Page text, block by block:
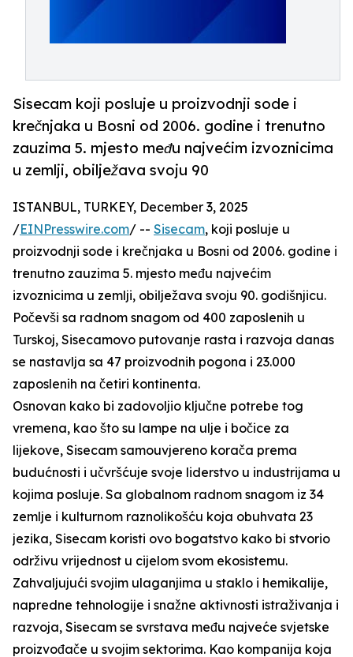
Sisecam koji posluje u proizvodnji sode i
krečnjaka u Bosni od 2006. godine i trenutno
zauzima 5. mjesto među najvećim izvoznicima
u zemlji, obilježava svoju 90
ISTANBUL, TURKEY, December 3, 2025
/EINPresswire.com/ -- Sisecam, koji posluje u
proizvodnji sode i krečnjaka u Bosni od 2006. godine i
trenutno zauzima 5. mjesto među najvećim
izvoznicima u zemlji, obilježava svoju 90. godišnjicu.
Počevši sa radnom snagom od 400 zaposlenih u
Turskoj, Sisecamovo putovanje rasta i razvoja danas
se nastavlja sa 47 proizvodnih pogona i 23.000
zaposlenih na četiri kontinenta.
Osnovan kako bi zadovoljio ključne potrebe tog
vremena, kao što su lampe na ulje i bočice za
lijekove, Sisecam samouvjereno korača prema
budućnosti i učvršćuje svoje liderstvo u industrijama u
kojima posluje. Sa globalnom radnom snagom iz 34
zemlje i kulturnom raznolikošću koja obuhvata 23
jezika, Sisecam koristi ovo bogatstvo kako bi stvorio
održivu vrijednost u cijelom svom ekosistemu.
Zahvaljujući svojim ulaganjima u staklo i hemikalije,
napredne tehnologije i snažne aktivnosti istraživanja i
razvoja, Sisecam se svrstava među najveće svjetske
proizvođače u svojim sektorima. Kao kompanija koja